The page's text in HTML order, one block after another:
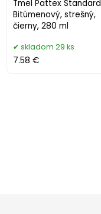
Tmel Pattex Standard
Bitúmenový, strešný,
čierny, 280 ml
skladom 29 ks
7.58 €